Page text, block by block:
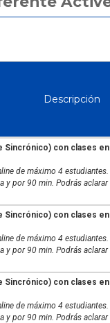
Descripción
Sincrónico) con clases
de máximo 4
y por 90 min. Podrás
Sincrónico) con clases
de máximo 4
y por 90 min. Podrás
Sincrónico) con clases
de máximo 4
y por 90 min. Podrás